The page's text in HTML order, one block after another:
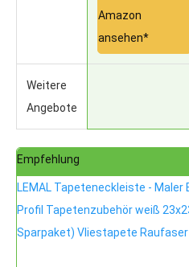
Amazon
ansehen*
Weitere
Angebote
Empfehlung
LEMAL Tapeteneckleiste -
Profil Tapetenzubehör weiß
Sparpaket) Vliestapete